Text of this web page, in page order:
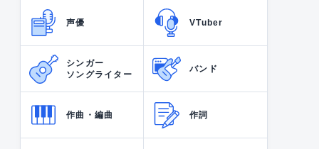
声優 VTuber
シンガー
ソングライター
バンド
作曲・編曲 作詞